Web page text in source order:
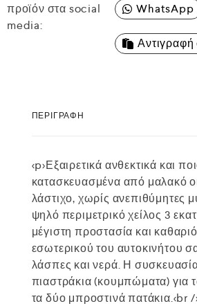
προϊόν στα social
media:
WhatsApp
ΠΕΡΙΓΡΑΦΉ
<p>Εξαιρετικά ανθεκτικά και
κατασκευασμένα από μαλακό
λάστιχο, χωρίς ανεπιθύμητες
ψηλό περιμετρικό χείλος 3
μέγιστη προστασία και
εσωτερικού του αυτοκινήτου
λάσπες και νερά. Η
πιαστράκια (κουμπώματα) για
τα δύο μπροστινά πατάκια.<br /